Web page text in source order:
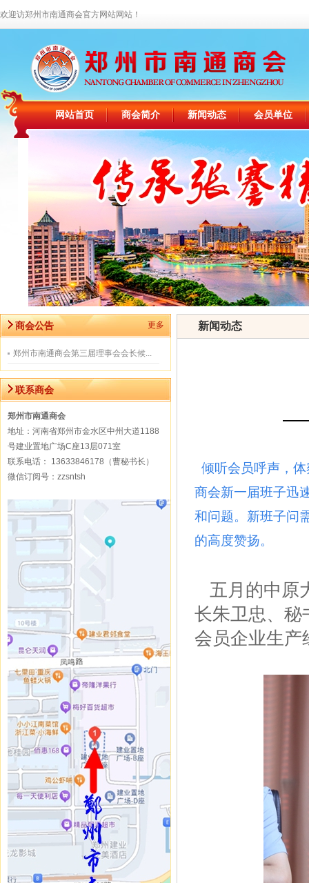
欢迎访郑州市南通商会官方网站网站！
网站首页 商会简介 新闻动态 会员单位
商会公告 更多
郑州市南通商会第三届理事会会长候...
联系商会
郑州市南通商会
地址：河南省郑州市金水区中州大道1188
号建业置地广场C座13层071室
联系电话： 13633846178（曹秘书长）
微信订阅号：zzsntsh
新闻动态
——
倾听会员呼声，
商会新一届班子迅
和问题。新班子问
的
五月的中原
长朱卫忠、秘
会员企业生产